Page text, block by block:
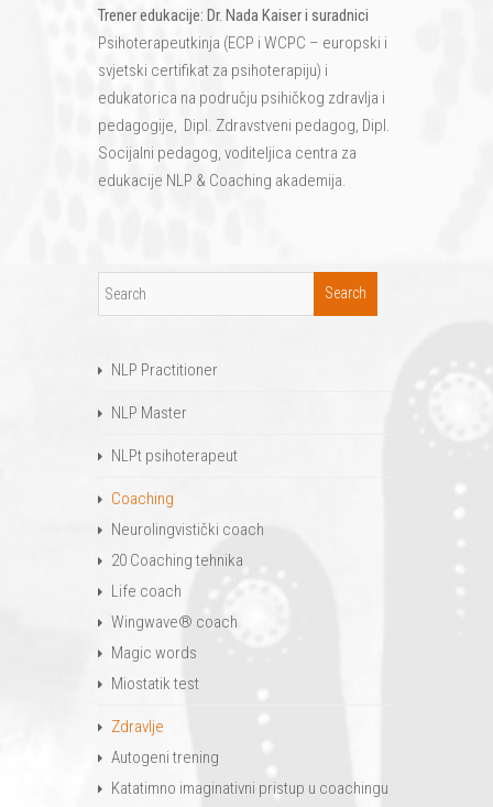
Trener edukacije: Dr. Nada Kaiser i suradnici
Psihoterapeutkinja (ECP i WCPC – europski i
svjetski certifikat za psihoterapiju) i
edukatorica na području psihičkog zdravlja i
pedagogije, Dipl. Zdravstveni pedagog, Dipl.
Socijalni pedagog, voditeljica centra za
edukacije NLP & Coaching akademija.
NLP Practitioner
NLP Master
NLPt psihoterapeut
Coaching
Neurolingvistički coach
20 Coaching tehnika
Life coach
Wingwave® coach
Magic words
Miostatik test
Zdravlje
Autogeni trening
Katatimno imaginativni pristup u coachingu